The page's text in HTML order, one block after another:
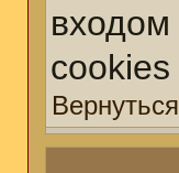
cookies